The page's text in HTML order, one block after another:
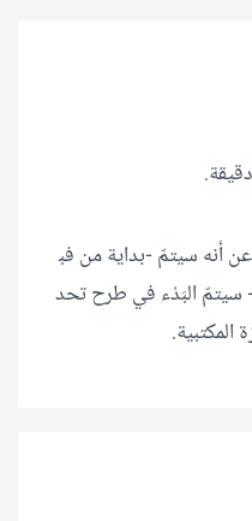
عن أنه سيتمّ -بداية من فب
سيتمّ البَدْء في طرح تحد